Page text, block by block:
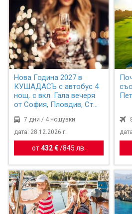
Нова Година 2027 в
КУШАДАСЪ с автобус 4
нощ. с вкл. Гала вечеря
от София, Пловдив, Ст...
7 дни / 4 нощувки
дата: 28.12.2026 г.
от432 € /845 лв.